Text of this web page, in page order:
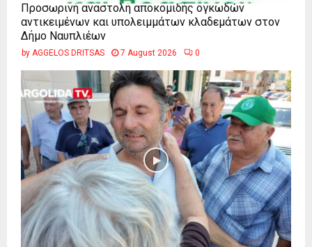
Προσωρινή αναστολή αποκομιδής ογκωδών
αντικειμένων και υπολειμμάτων κλαδεμάτων στον
Δήμο Ναυπλιέων
by AGGELOS DRITSAS 7 August 2026 0